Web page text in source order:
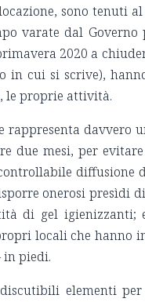
sono tenuti
varate dal Governo
2020 a
in cui si scrive),
le proprie attività.
davvero
due mesi, per
diffusione
onerosi presìdi
di gel igienizzanti;
locali che hanno
piedi.
elementi